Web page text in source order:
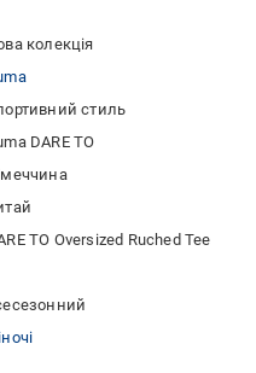
колекція
стиль
DARE TO
TO Oversized Ruched Tee